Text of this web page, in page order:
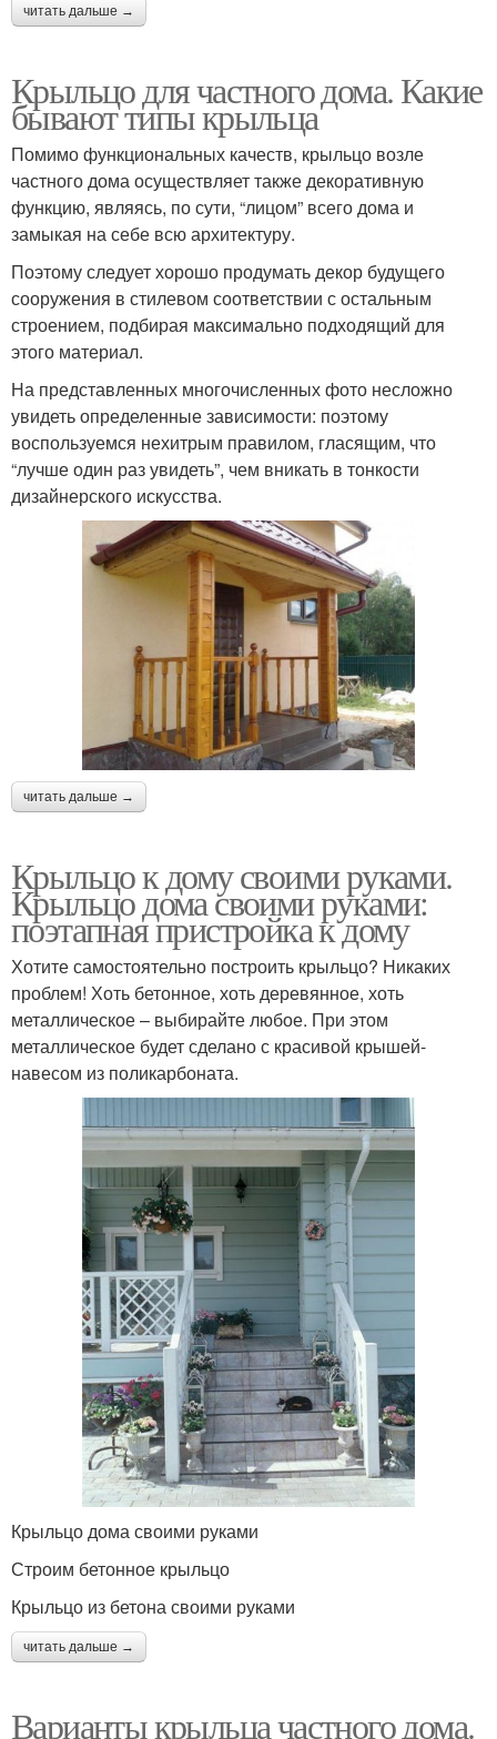
читать дальше →
Крыльцо для частного дома. Какие
бывают типы крыльца
Помимо функциональных качеств, крыльцо возле
частного дома осуществляет также декоративную
функцию, являясь, по сути, “лицом” всего дома и
замыкая на себе всю архитектуру.
Поэтому следует хорошо продумать декор будущего
сооружения в стилевом соответствии с остальным
строением, подбирая максимально подходящий для
этого материал.
На представленных многочисленных фото несложно
увидеть определенные зависимости: поэтому
воспользуемся нехитрым правилом, гласящим, что
“лучше один раз увидеть”, чем вникать в тонкости
дизайнерского искусства.
читать дальше →
Крыльцо к дому своими руками.
Крыльцо дома своими руками:
поэтапная пристройка к дому
Хотите самостоятельно построить крыльцо? Никаких
проблем! Хоть бетонное, хоть деревянное, хоть
металлическое – выбирайте любое. При этом
металлическое будет сделано с красивой крышей-
навесом из поликарбоната.
Крыльцо дома своими руками
Строим бетонное крыльцо
Крыльцо из бетона своими руками
читать дальше →
Варианты крыльца частного дома.